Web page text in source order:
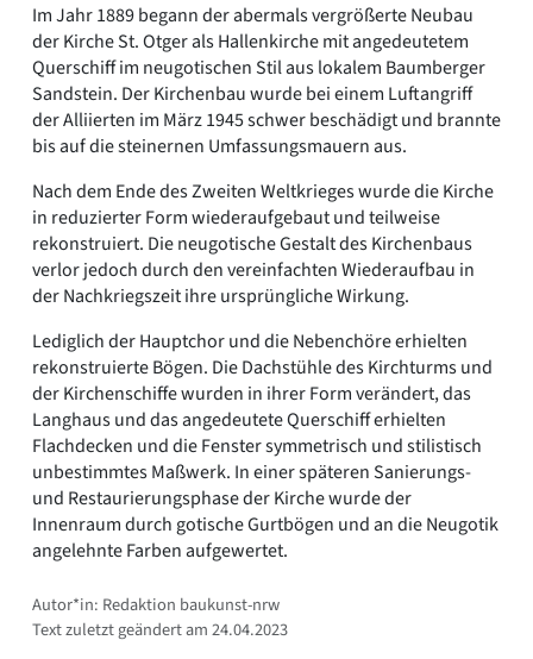
Im Jahr 1889 begann der abermals vergrößerte Neubau
der Kirche St. Otger als Hallenkirche mit angedeutetem
Querschiff im neugotischen Stil aus lokalem Baumberger
Sandstein. Der Kirchenbau wurde bei einem Luftangriff
der Alliierten im März 1945 schwer beschädigt und brannte
bis auf die steinernen Umfassungsmauern aus.
Nach dem Ende des Zweiten Weltkrieges wurde die Kirche
in reduzierter Form wiederaufgebaut und teilweise
rekonstruiert. Die neugotische Gestalt des Kirchenbaus
verlor jedoch durch den vereinfachten Wiederaufbau in
der Nachkriegszeit ihre ursprüngliche Wirkung.
Lediglich der Hauptchor und die Nebenchöre erhielten
rekonstruierte Bögen. Die Dachstühle des Kirchturms und
der Kirchenschiffe wurden in ihrer Form verändert, das
Langhaus und das angedeutete Querschiff erhielten
Flachdecken und die Fenster symmetrisch und stilistisch
unbestimmtes Maßwerk. In einer späteren Sanierungs-
und Restaurierungsphase der Kirche wurde der
Innenraum durch gotische Gurtbögen und an die Neugotik
angelehnte Farben aufgewertet.
Autor*in: Redaktion baukunst-nrw
Text zuletzt geändert am 24.04.2023